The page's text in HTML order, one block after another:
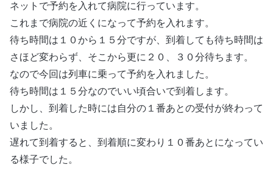
ネットで予約を入れて病院に行っています。
これまで病院の近くになって予約を入れます。
待ち時間は１０から１５分ですが、到着しても待ち時間は
さほど変わらず、そこから更に２０、３０分待ちます。
なので今回は列車に乗って予約を入れました。
待ち時間は１５分なのでいい頃合いで到着します。
しかし、到着した時には自分の１番あとの受付が終わって
いました。
遅れて到着すると、到着順に変わり１０番あとになってい
る様子でした。